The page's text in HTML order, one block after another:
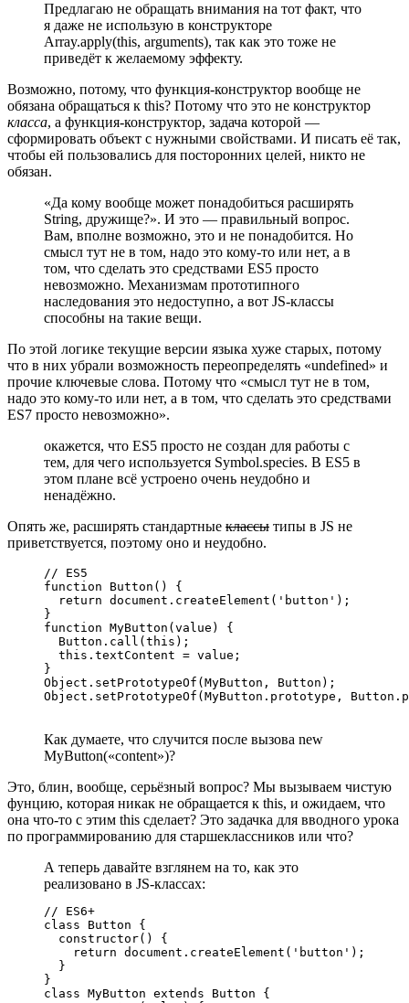
Предлагаю не обращать внимания на тот факт, что
я даже не использую в конструкторе
Array.apply(this, arguments), так как это тоже не
приведёт к желаемому эффекту.
Возможно, потому, что функция-конструктор вообще не
обязана обращаться к this? Потому что это не конструктор
класса, а функция-конструктор, задача которой —
сформировать объект с нужными свойствами. И писать её так,
чтобы ей пользовались для посторонних целей, никто не
обязан.
«Да кому вообще может понадобиться расширять
String, дружище?». И это — правильный вопрос.
Вам, вполне возможно, это и не понадобится. Но
смысл тут не в том, надо это кому-то или нет, а в
том, что сделать это средствами ES5 просто
невозможно. Механизмам прототипного
наследования это недоступно, а вот JS-классы
способны на такие вещи.
По этой логике текущие версии языка хуже старых, потому
что в них убрали возможность переопределять «undefined» и
прочие ключевые слова. Потому что «смысл тут не в том,
надо это кому-то или нет, а в том, что сделать это средствами
ES7 просто невозможно».
окажется, что ES5 просто не создан для работы с
тем, для чего используется Symbol.species. В ES5 в
этом плане всё устроено очень неудобно и
ненадёжно.
Опять же, расширять стандартные классы типы в JS не
приветствуется, поэтому оно и неудобно.
// ES5
function Button() {
  return document.createElement('button');
}
function MyButton(value) {
  Button.call(this);
  this.textContent = value;
}
Object.setPrototypeOf(MyButton, Button);
Object.setPrototypeOf(MyButton.prototype,
Как думаете, что случится после вызова new
MyButton(«content»)?
Это, блин, вообще, серьёзный вопрос? Мы вызываем чистую
фунцию, которая никак не обращается к this, и ожидаем, что
она что-то с этим this сделает? Это задачка для вводного урока
по программированию для старшеклассников или что?
А теперь давайте взглянем на то, как это
реализовано в JS-классах:
// ES6+
class Button {
  constructor() {
    return document.createElement('button');
  }
}
class MyButton extends Button {